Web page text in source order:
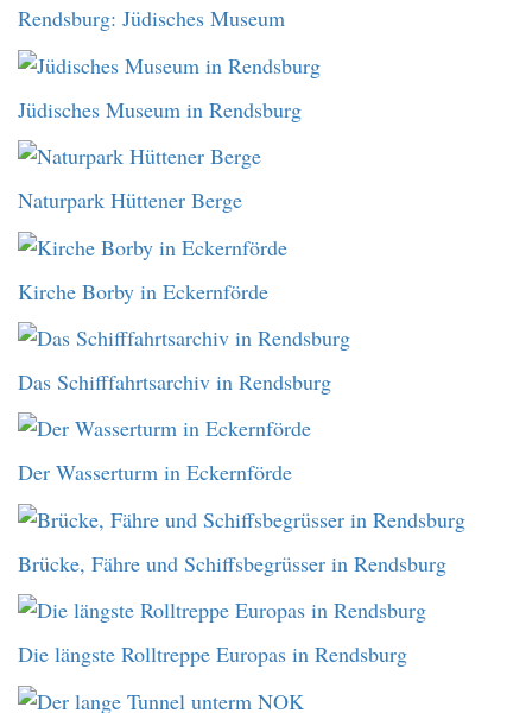
Rendsburg: Jüdisches Museum
Jüdisches Museum in Rendsburg
Naturpark Hüttener Berge
Kirche Borby in Eckernförde
Das Schifffahrtsarchiv in Rendsburg
Der Wasserturm in Eckernförde
Brücke, Fähre und Schiffsbegrüsser in Rendsburg
Die längste Rolltreppe Europas in Rendsburg